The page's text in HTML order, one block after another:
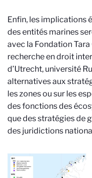
Enfin, les implications
des entités marines
avec la Fondation Tara
recherche en droit
d’Utrecht, université
alternatives aux
les zones ou sur les
des fonctions des
que des stratégies de
des juridictions